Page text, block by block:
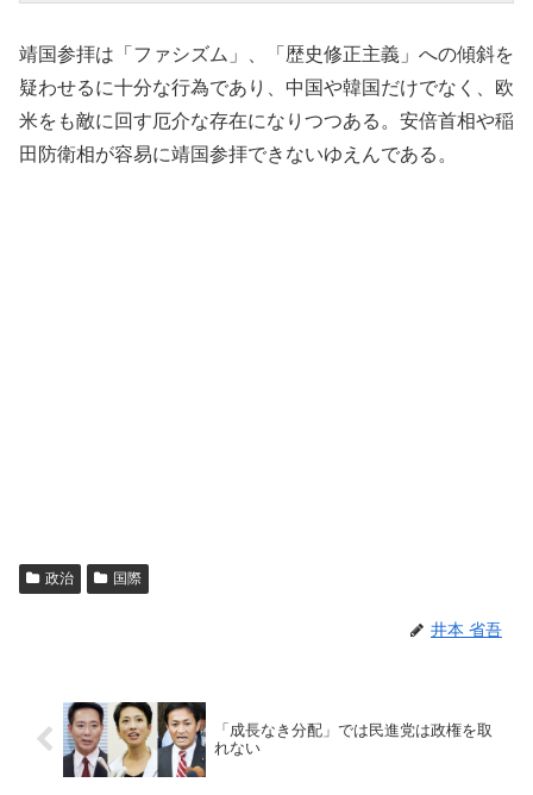
靖国参拝は「ファシズム」、「歴史修正主義」への傾斜を
疑わせるに十分な行為であり、中国や韓国だけでなく、欧
米をも敵に回す厄介な存在になりつつある。安倍首相や稲
田防衛相が容易に靖国参拝できないゆえんである。
政治 国際
井本 省吾
「成長なき分配」では民進党は政権を取
れない